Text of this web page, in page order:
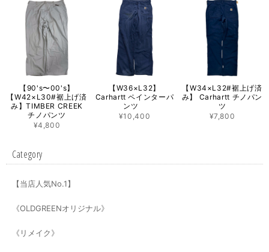
【90's〜00's】
【W42×L30#裾上げ済
み】TIMBER CREEK
チノパンツ
¥4,800
【W36×L32】
Carhartt ペインターパ
ンツ
¥10,400
【W34×L32#裾上げ済
み】 Carhartt チノパン
ツ
¥7,800
Category
【当店人気No.1】
《OLDGREENオリジナル》
《リメイク》